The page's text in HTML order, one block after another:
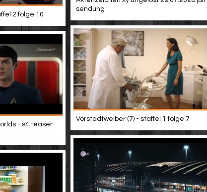
sendung
2 folge 10
Vorstadtweiber (7) - staffel 1 folge 7
- s4 teaser